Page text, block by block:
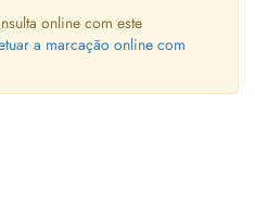
online com este
a marcação online com